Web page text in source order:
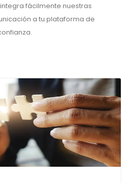
fácilmente nuestras
a tu plataforma de